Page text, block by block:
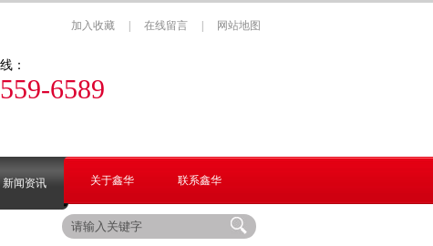
加入收藏 在线留言 网站地图
：
6589
新闻资讯 关于鑫华 联系鑫华